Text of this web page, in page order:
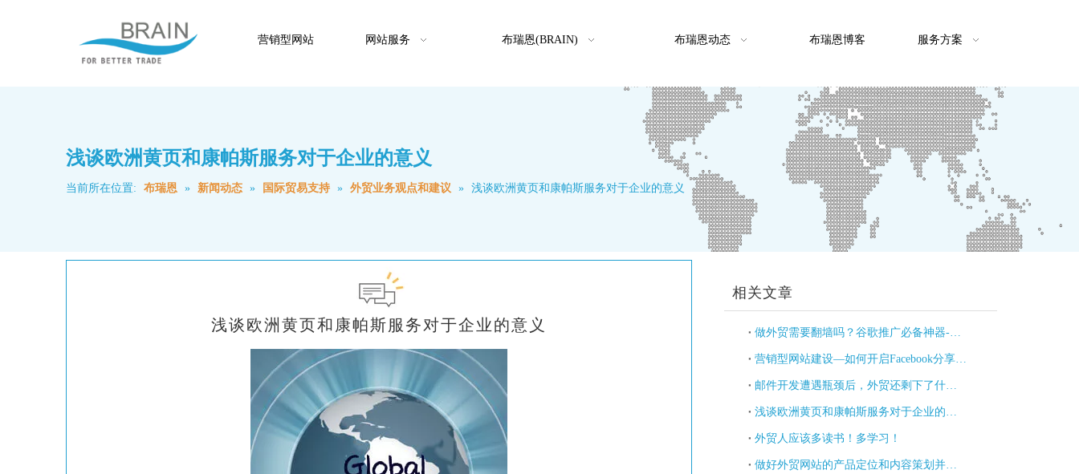
营销型网站 网站服务 布瑞恩(BRAIN) 布瑞恩动态 布瑞恩博客 服务方案
浅谈欧洲黄页和康帕斯服务对于企业的意义
当前所在位置: 布瑞恩 » 新闻动态 » 国际贸易支持 » 外贸业务观点和建议 » 浅谈欧洲黄页和康帕斯服务对于企业的意义
浅谈欧洲黄页和康帕斯服务对于企业的意义
相关文章
外贸人应该多读书！多学习！